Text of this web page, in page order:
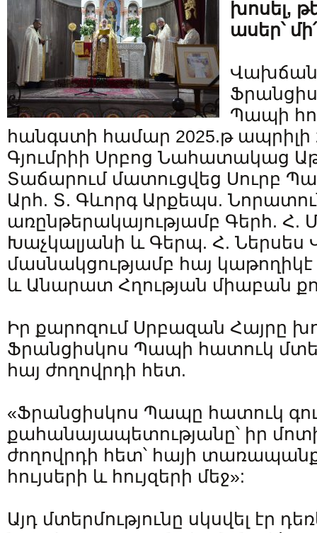
խոսել,
ասեր՝
Պապի
հանգստի համար 2025.թ ապրիլի
Գյումրիի Սրբոց Նահատակաց
Տաճարում մատուցվեց Սուրբ
Արհ. Տ. Գևորգ Արքեպս.
առընթերակայությամբ Գերհ. Հ.
Խաչկալյանի և Գերպ. Հ. Ներսես
մասնակցությամբ հայ
և Անարատ Հղության միաբան
Իր քարոզում Սրբազան Հայրը
Ֆրանցիսկոս Պապի հատուկ
հայ ժողովրդի հետ.
«Ֆրանցիսկոս Պապը հատուկ
քահանայապետությանը՝ իր
ժողովրդի հետ՝ հայի
հույսերի և հույզերի մեջ»:
Այդ մտերմությունը սկսվել էր